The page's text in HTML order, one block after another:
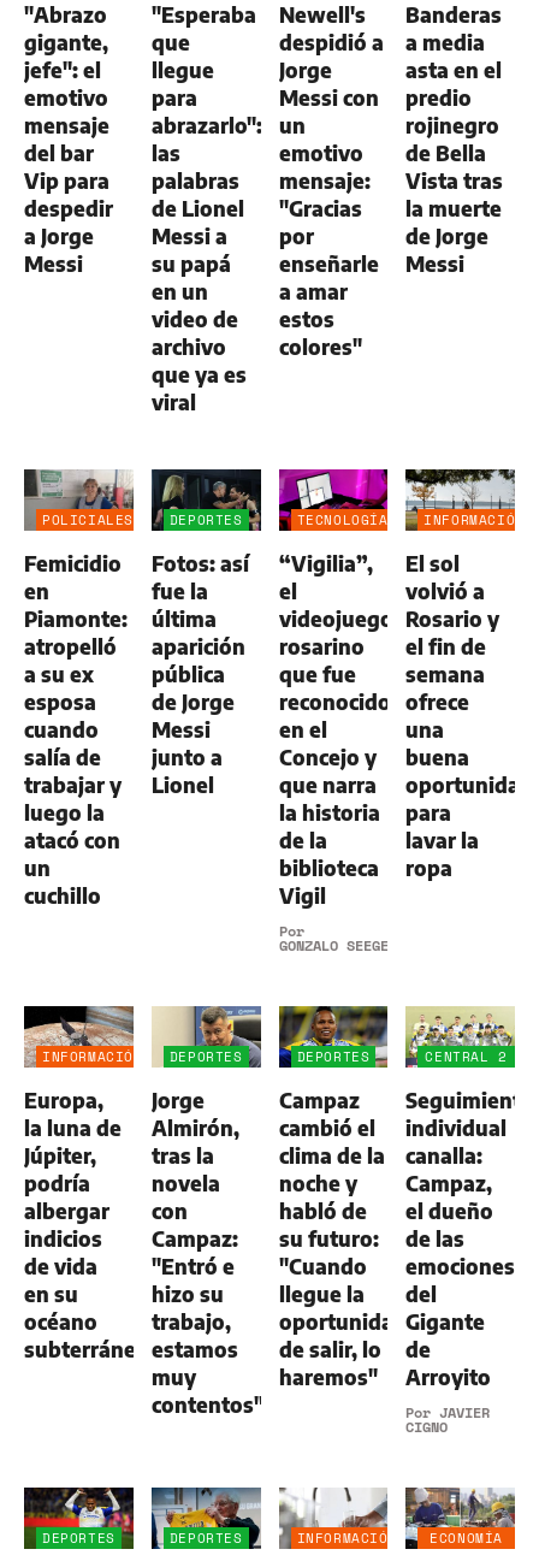
"Abrazo
gigante,
jefe": el
emotivo
mensaje
del bar
Vip para
despedir
a Jorge
Messi
"Esperaba
que
llegue
para
abrazarlo":
las
palabras
de Lionel
Messi a
su papá
en un
video de
archivo
que ya es
viral
Newell's
despidió a
Jorge
Messi con
un
emotivo
mensaje:
"Gracias
por
enseñarle
a amar
estos
colores"
Banderas
a media
asta en el
predio
rojinegro
de Bella
Vista tras
la muerte
de Jorge
Messi
POLICIALES
Femicidio
en
Piamonte:
atropelló
a su ex
esposa
cuando
salía de
trabajar y
luego la
atacó con
un
cuchillo
DEPORTES
Fotos: así
fue la
última
aparición
pública
de Jorge
Messi
junto a
Lionel
TECNOLOGÍA
“Vigilia”,
el
videojuego
rosarino
que fue
reconocido
en el
Concejo y
que narra
la historia
de la
biblioteca
Vigil
Por
GONZALO SEEGER
INFORMACIÓN
El sol
volvió a
Rosario y
el fin de
semana
ofrece
una
buena
oportunidad
para
lavar la
ropa
INFORMACIÓN
Europa,
la luna de
Júpiter,
podría
albergar
indicios
de vida
en su
océano
subterráneo
DEPORTES
Jorge
Almirón,
tras la
novela
con
Campaz:
"Entró e
hizo su
trabajo,
estamos
muy
contentos"
DEPORTES
Campaz
cambió el
clima de la
noche y
habló de
su futuro:
"Cuando
llegue la
oportunidad
de salir, lo
haremos"
CENTRAL 2
ALDOSIVI
1
Seguimiento
individual
canalla:
Campaz,
el dueño
de las
emociones
del
Gigante
de
Arroyito
PorJAVIER
CIGNO
DEPORTES DEPORTES
INFORMACIÓN
ECONOMÍA